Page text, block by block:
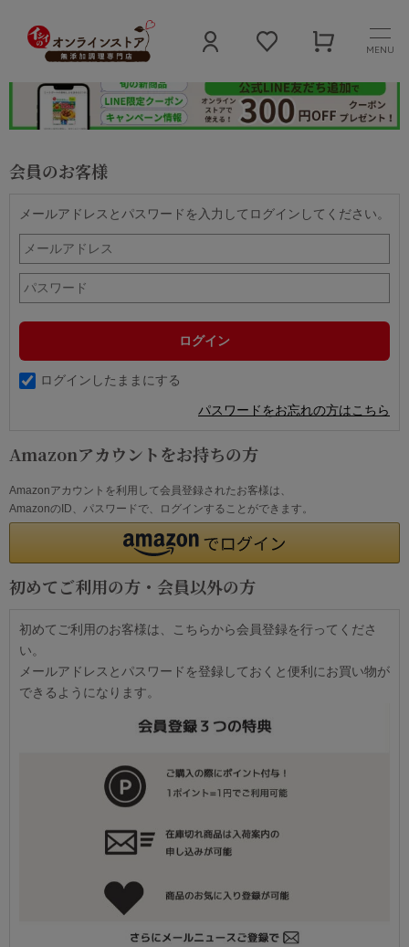
MENU
会員のお客様
メールアドレスとパスワードを入力してログインしてください。
ログインしたままにする
パスワードをお忘れの方はこちら
Amazonアカウントをお持ちの方
Amazonアカウントを利用して会員登録されたお客様は、
AmazonのID、パスワードで、ログインすることができます。
初めてご利用の方・会員以外の方
初めてご利用のお客様は、こちらから会員登録を行ってくださ
い。
メールアドレスとパスワードを登録しておくと便利にお買い物が
できるようになります。